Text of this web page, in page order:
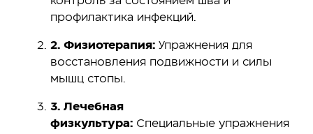
профилактика инфекций.
2. Физиотерапия: Упражнения для
восстановления подвижности и силы
мышц стопы.
3. Лечебная
физкультура: Специальные упражнения